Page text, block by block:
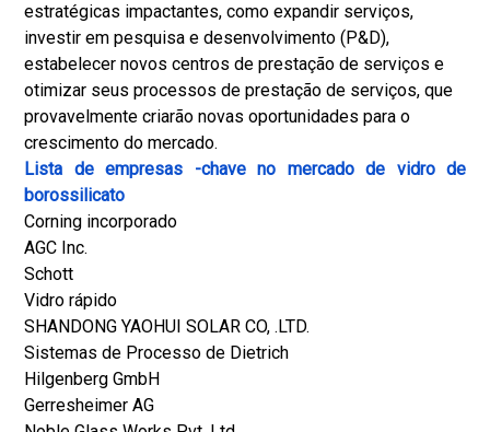
estratégicas impactantes, como expandir serviços,
investir em pesquisa e desenvolvimento (P&D),
estabelecer novos centros de prestação de serviços e
otimizar seus processos de prestação de serviços, que
provavelmente criarão novas oportunidades para o
crescimento do mercado.
Lista de empresas -chave no mercado de vidro de
borossilicato
Corning incorporado
AGC Inc.
Schott
Vidro rápido
SHANDONG YAOHUI SOLAR CO, .LTD.
Sistemas de Processo de Dietrich
Hilgenberg GmbH
Gerresheimer AG